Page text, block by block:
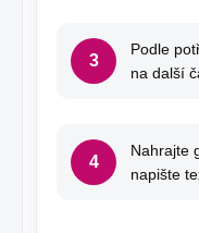
3
Podle
na další
4
Nahrajte
napište